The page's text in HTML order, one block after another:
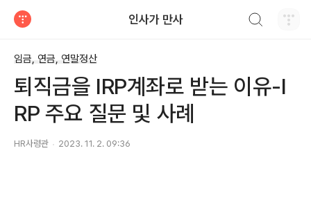
인사가 만사
임금, 연금, 연말정산
퇴직금을 IRP계좌로 받는 이유-I
RP 주요 질문 및 사례
HR사령관 2023. 11. 2. 09:36